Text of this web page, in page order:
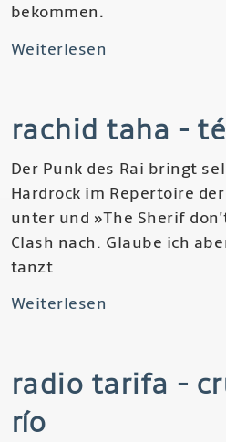
bekommen.
Weiterlesen
Sela
La
Llorona,
The
Living
rachid taha -
Der Punk des Rai bringt
Hardrock im Repertoire
unter und »The Sherif
Clash nach. Glaube ich
tanzt
Weiterlesen
-
radio tarifa -
río